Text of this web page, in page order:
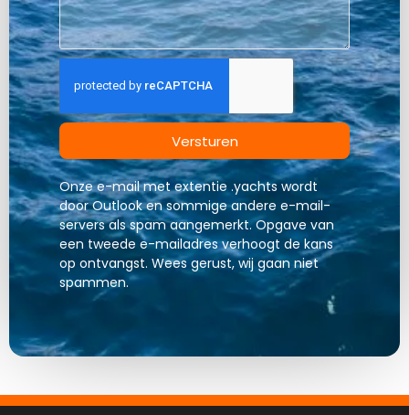
Versturen
Onze e-mail met extentie .yachts wordt
door Outlook en sommige andere e-mail-
servers als spam aangemerkt. Opgave van
een tweede e-mailadres verhoogt de kans
op ontvangst. Wees gerust, wij gaan niet
spammen.